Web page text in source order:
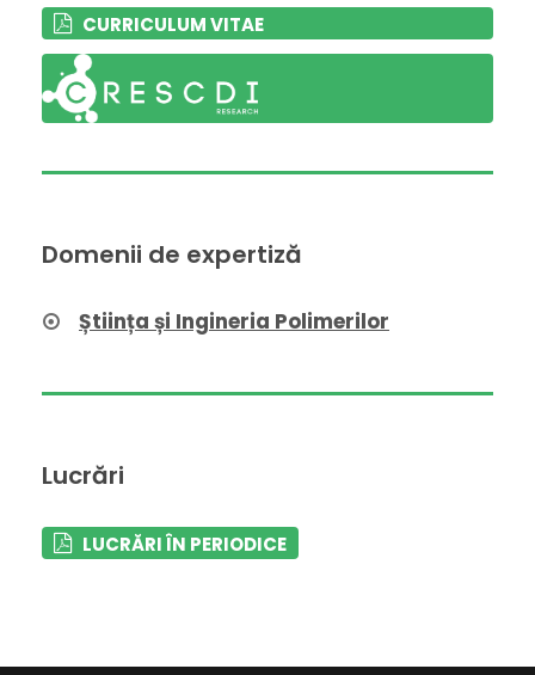
CURRICULUM VITAE
Domenii de expertiză
Știința și Ingineria Polimerilor
Lucrări
LUCRĂRI ÎN PERIODICE